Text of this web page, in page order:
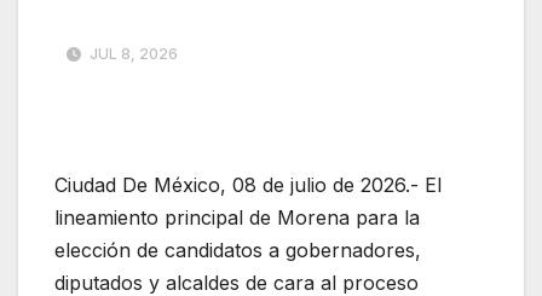
JUL 8, 2026
Ciudad De México, 08 de julio de 2026.- El
lineamiento principal de Morena para la
elección de candidatos a gobernadores,
diputados y alcaldes de cara al proceso